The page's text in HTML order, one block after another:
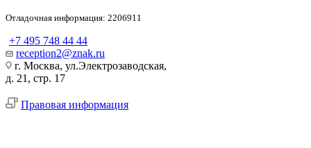
Отладочная информация: 2206911
+7 495 748 44 44
reception2@znak.ru
г. Москва, ул.Электрозаводская,
д. 21, стр. 17
Правовая информация